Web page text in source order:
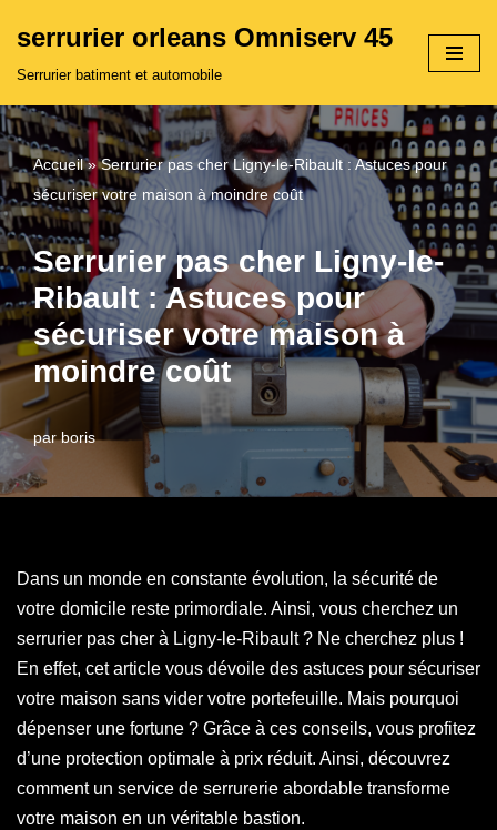
contenu
serrurier orleans Omniserv 45
Serrurier batiment et automobile
Accueil»Serrurier pas cher Ligny-le-Ribault : Astuces pour
sécuriser votre maison à moindre coût
Serrurier pas cher Ligny-le-
Ribault : Astuces pour
sécuriser votre maison à
moindre coût
parboris
Dans un monde en constante évolution, la sécurité de
votre domicile reste primordiale. Ainsi, vous cherchez un
serrurier pas cher à Ligny-le-Ribault ? Ne cherchez plus !
En effet, cet article vous dévoile des astuces pour sécuriser
votre maison sans vider votre portefeuille. Mais pourquoi
dépenser une fortune ? Grâce à ces conseils, vous profitez
d’une protection optimale à prix réduit. Ainsi, découvrez
comment un service de serrurerie abordable transforme
votre maison en un véritable bastion.